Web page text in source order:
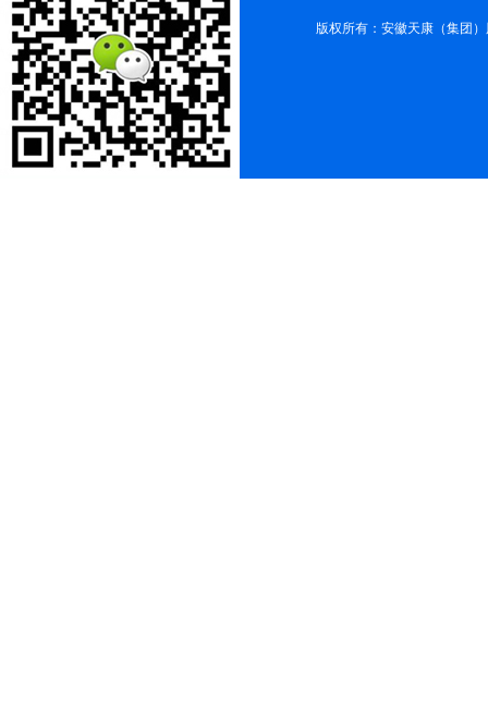
版权所有：安徽天康（集团